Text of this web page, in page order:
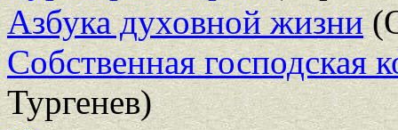
Азбука духовной жизни
Собственная господская
Тургенев)